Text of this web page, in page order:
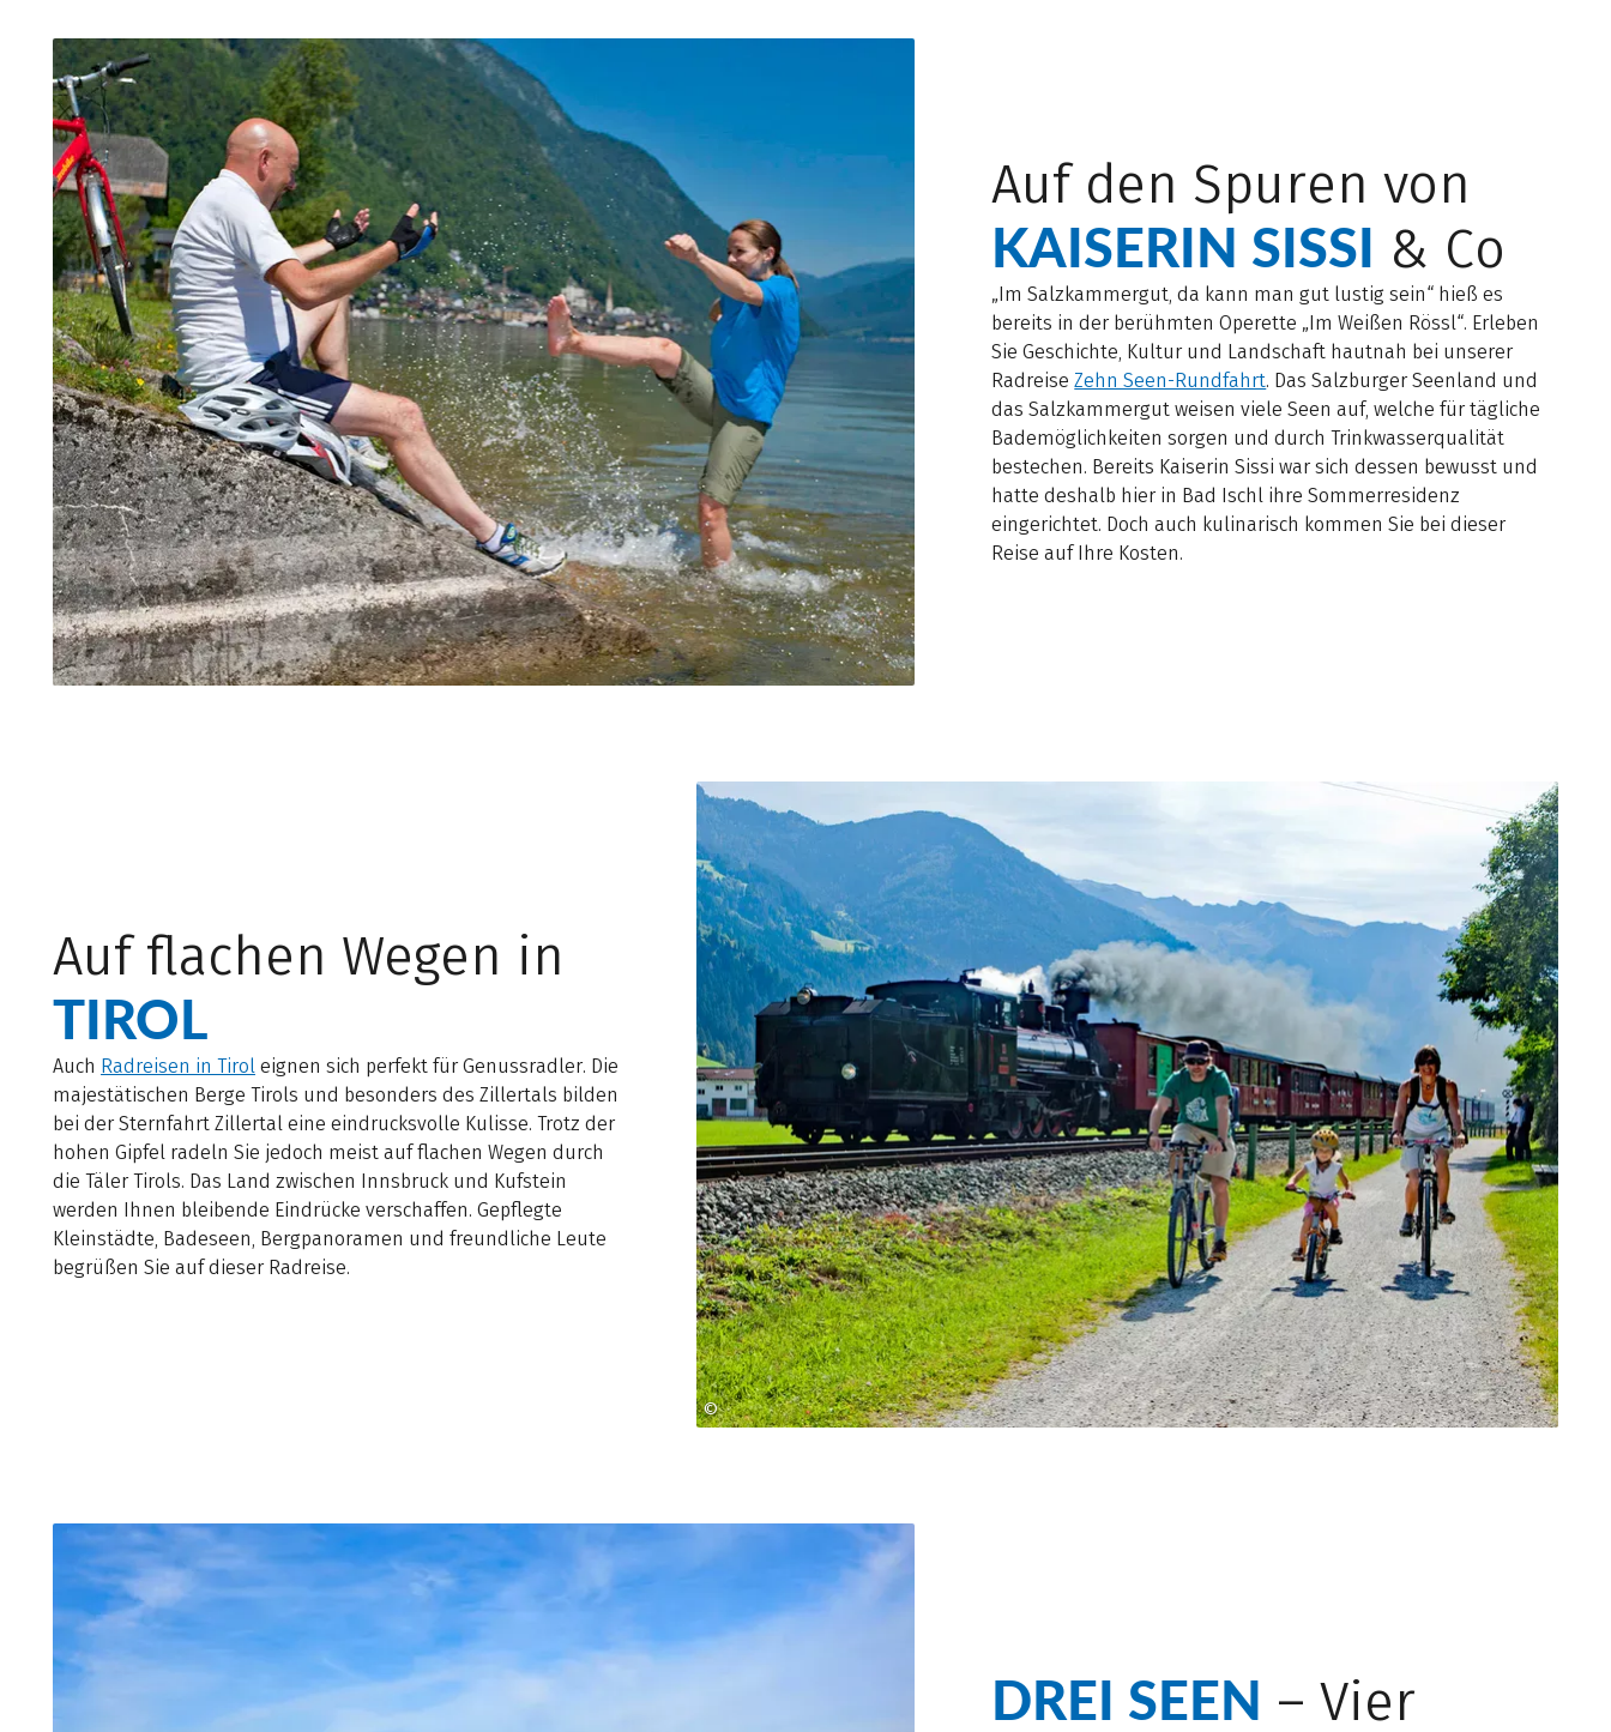
Auf den Spuren von
KAISERIN SISSI & Co
„Im Salzkammergut, da kann man gut lustig sein“ hieß es
bereits in der berühmten Operette „Im Weißen Rössl“. Erleben
Sie Geschichte, Kultur und Landschaft hautnah bei unserer
RadreiseZehn Seen-Rundfahrt. Das Salzburger Seenland und
das Salzkammergut weisen viele Seen auf, welche für tägliche
Bademöglichkeiten sorgen und durch Trinkwasserqualität
bestechen. Bereits Kaiserin Sissi war sich dessen bewusst und
hatte deshalb hier in Bad Ischl ihre Sommerresidenz
eingerichtet. Doch auch kulinarisch kommen Sie bei dieser
Reise auf Ihre Kosten.
Auf flachen Wegen in
TIROL
Auch Radreisen in Tirol eignen sich perfekt für Genussradler. Die
majestätischen Berge Tirols und besonders des Zillertals bilden
bei der Sternfahrt Zillertal eine eindrucksvolle Kulisse. Trotz der
hohen Gipfel radeln Sie jedoch meist auf flachen Wegen durch
die Täler Tirols. Das Land zwischen Innsbruck und Kufstein
werden Ihnen bleibende Eindrücke verschaffen. Gepflegte
Kleinstädte, Badeseen, Bergpanoramen und freundliche Leute
begrüßen Sie auf dieser Radreise.
© Florian Schneider
DREI SEEN – Vier